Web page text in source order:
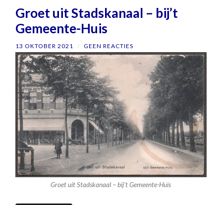
Groet uit Stadskanaal – bij’t
Gemeente-Huis
13 OKTOBER 2021 / GEEN REACTIES
Groet uit Stadskanaal – bij’t Gemeente-Huis